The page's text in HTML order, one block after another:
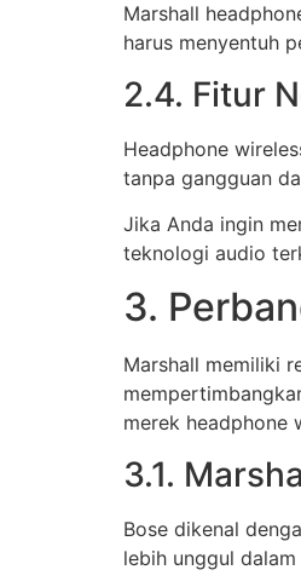
Marshall
harus menyentuh
2.4. Fitur
Headphone
tanpa gangguan
Jika Anda ingin
teknologi audio
3.
Marshall memiliki
merek headphone
3.1.
Bose dikenal
lebih unggul